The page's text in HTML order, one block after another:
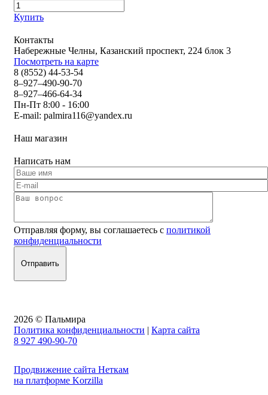
Купить
Контакты
Набережные Челны, Казанский проспект, 224 блок 3
Посмотреть на карте
8 (8552) 44-53-54
8–927–490-90-70
8–927–466-64-34
Пн-Пт 8:00 - 16:00
E-mail: palmira116@yandex.ru
Наш магазин
Написать нам
Отправляя форму, вы соглашаетесь с политикой
конфиденциальности
2026 © Пальмира
Политика конфиденциальности | Карта сайта
8 927 490-90-70
Продвижение сайта Неткам
на платформе Korzilla